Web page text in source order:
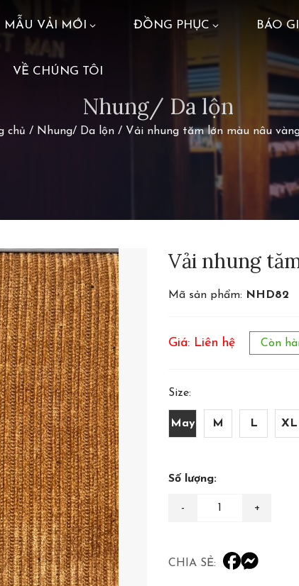
MẪU VẢI MỚI ĐỒNG PHỤC BÁO
VỀ CHÚNG TÔI
Nhung/ Da lộn
chủ / Nhung/ Da lộn / Vải nhung tăm lớn màu nâu
Vải nhung
Mã sản phẩm: NHD82
Giá: Liên hệ Còn
Size:
May M L XL
Số lượng:
CHIA SẺ: